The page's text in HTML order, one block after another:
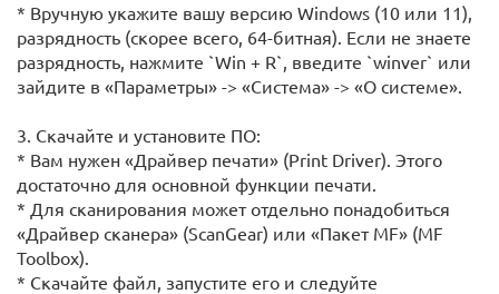
* Вручную укажите вашу версию Windows (10 или 11),
разрядность (скорее всего, 64-битная). Если не знаете
разрядность, нажмите `Win + R`, введите `winver` или
зайдите в «Параметры» -> «Система» -> «О системе».
3. Скачайте и установите ПО:
* Вам нужен «Драйвер печати» (Print Driver). Этого
достаточно для основной функции печати.
* Для сканирования может отдельно понадобиться
«Драйвер сканера» (ScanGear) или «Пакет MF» (MF
Toolbox).
* Скачайте файл, запустите его и следуйте